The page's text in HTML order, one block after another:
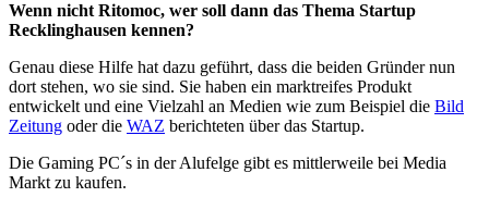
Wenn nicht Ritomoc, wer soll dann das Thema Startup
Recklinghausen kennen?
Genau diese Hilfe hat dazu geführt, dass die beiden Gründer nun
dort stehen, wo sie sind. Sie haben ein marktreifes Produkt
entwickelt und eine Vielzahl an Medien wie zum Beispiel die Bild
Zeitung oder die WAZ berichteten über das Startup.
Die Gaming PC´s in der Alufelge gibt es mittlerweile bei Media
Markt zu kaufen.